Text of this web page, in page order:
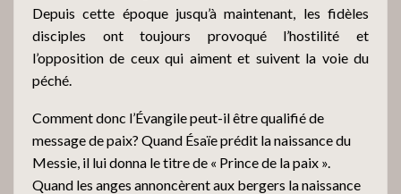
Depuis cette époque jusqu’à maintenant, les fidèles
disciples ont toujours provoqué l’hostilité et
l’opposition de ceux qui aiment et suivent la voie du
péché.
Comment donc l’Évangile peut-il être qualifié de
message de paix? Quand Ésaïe prédit la naissance du
Messie, il lui donna le titre de « Prince de la paix ».
Quand les anges annoncèrent aux bergers la naissance